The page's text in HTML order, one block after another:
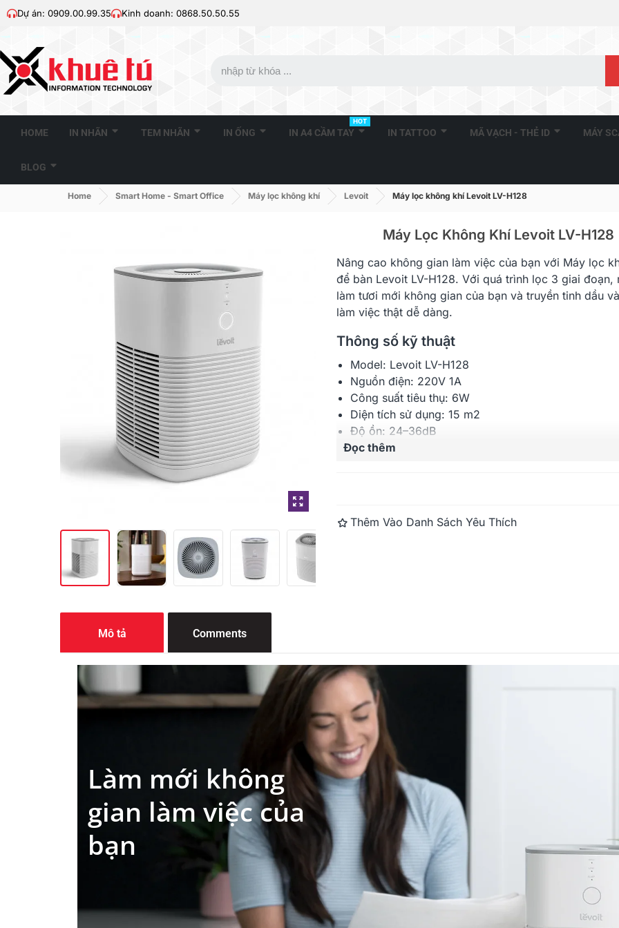
Dự án: 0909.00.99.35 Kinh doanh: 0868.50.50.55
HOME IN NHÃN TEM NHÃN IN ỐNG IN A4 CẦM TAY
HOT
IN TATTOO MÃ VẠCH - THẺ ID MÁY
BLOG
Home Smart Home - Smart Office Máy lọc không khí Levoit Máy lọc không khí Levoit LV-H128
Máy Lọc Không Khí Levoit LV-H128
Nâng cao không gian làm việc của bạn với Máy lọc
để bàn LevoitLV-H128. Với quá trình lọc 3 giai đoạn,
làm tươi mới không gian của bạn và truyền tinh dầu
làm việc thật dễ dàng.
Thông số kỹ thuật
Model: Levoit LV-H128
Nguồn điện: 220V 1A
Công suất tiêu thụ: 6W
Diện tích sử dụng: 15 m2
Độ ồn: 24–36dB
CADR: 41 CFM
Đọc thêm
Thêm Vào Danh Sách Yêu Thích
Mô tả Comments
Làm mới không
gian làm việc của
bạn